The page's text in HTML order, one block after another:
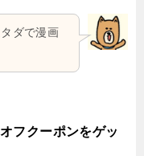
ダで漫画
フクーポンをゲッ